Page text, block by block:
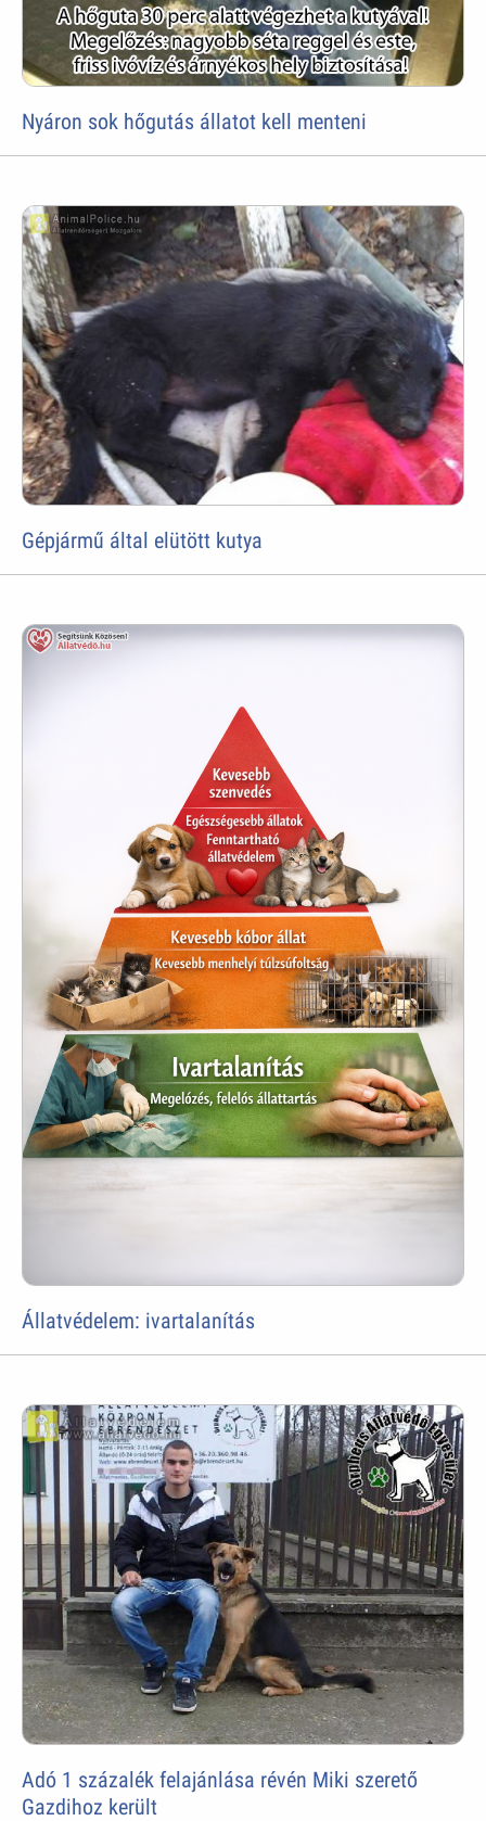
Nyáron sok hőgutás állatot kell menteni
Gépjármű által elütött kutya
Állatvédelem: ivartalanítás
Adó 1 százalék felajánlása révén Miki szerető
Gazdihoz került